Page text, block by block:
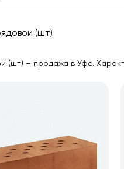
(шт)
(шт) – продажа в Уфе.